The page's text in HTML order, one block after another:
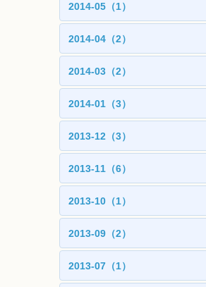
2014-05（1）
2014-04（2）
2014-03（2）
2014-01（3）
2013-12（3）
2013-11（6）
2013-10（1）
2013-09（2）
2013-07（1）